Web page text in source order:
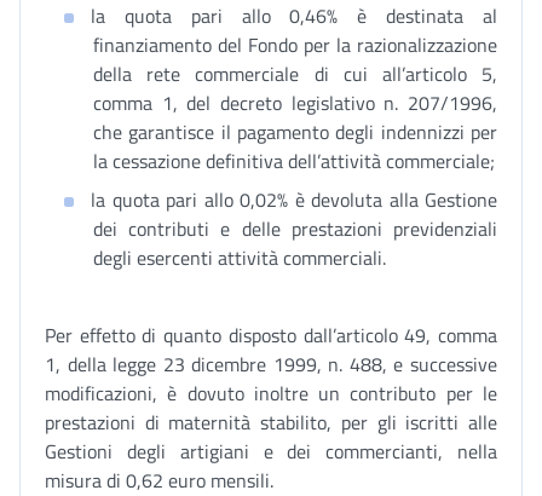
la quota pari allo 0,46% è destinata al
finanziamento del Fondo per la razionalizzazione
della rete commerciale di cui all’articolo 5,
comma 1, del decreto legislativo n. 207/1996,
che garantisce il pagamento degli indennizzi per
la cessazione definitiva dell’attività commerciale;
la quota pari allo 0,02% è devoluta alla Gestione
dei contributi e delle prestazioni previdenziali
degli esercenti attività commerciali.
Per effetto di quanto disposto dall’articolo 49, comma
1, della legge 23 dicembre 1999, n. 488, e successive
modificazioni, è dovuto inoltre un contributo per le
prestazioni di maternità stabilito, per gli iscritti alle
Gestioni degli artigiani e dei commercianti, nella
misura di 0,62 euro mensili.